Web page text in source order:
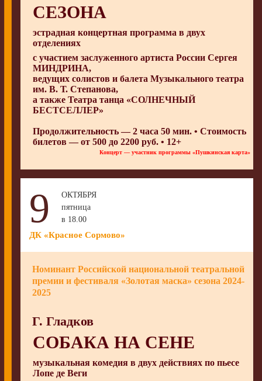
СЕЗОНА
эстрадная концертная программа в двух
отделениях
с участием заслуженного артиста России Сергея
МИНДРИНА,
ведущих солистов и балета Музыкального театра
им. В. Т. Степанова,
а также Театра танца «СОЛНЕЧНЫЙ
БЕСТСЕЛЛЕР»
Продолжительность — 2 часа 50 мин. • Стоимость
билетов — от 500 до 2200 руб. • 12+
Концерт — участник программы «Пушкинская карта»
9
ОКТЯБРЯ
пятница
в 18.00
ДК «Красное Сормово»
Номинант Российской национальной театральной
премии и фестиваля «Золотая маска» сезона 2024-
2025
Г. Гладков
СОБАКА НА СЕНЕ
музыкальная комедия в двух действиях по пьесе
Лопе де Веги